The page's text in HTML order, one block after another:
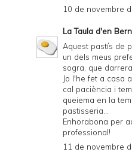
10 de novembre
La Taula d'en
Aquest pastís de
un dels meus
sogra, que
Jo l'he fet a casa
cal paciència i
queiema en la
pastisseria...
Enhorabona per
professional!
11 de novembre